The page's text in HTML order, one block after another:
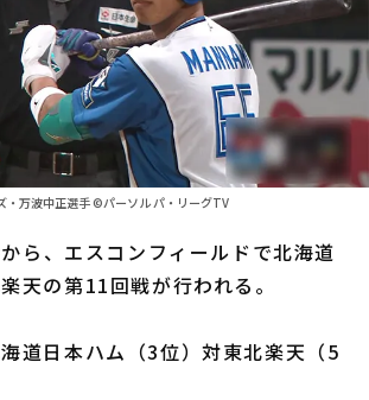
区
区
プ
本ハムファイターズ
ゴールデンイーグルス
ライオンズ
・万波中正選手 ©パーソル パ・リーグTV
ら、エスコンフィールドで北海道
天の第11回戦が行われる。
海道日本ハム（3位）対東北楽天（5